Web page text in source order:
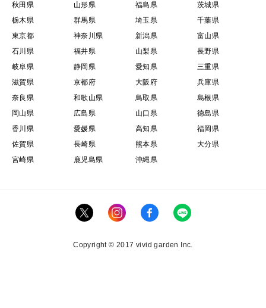
秋田県
山形県 福島県
茨城県
栃木県
群馬県 埼玉県
千葉県
東京都
神奈川県 新潟県
富山県
石川県
福井県 山梨県
長野県
岐阜県
静岡県 愛知県
三重県
滋賀県
京都府 大阪府
兵庫県
奈良県
和歌山県 鳥取県
島根県
岡山県
広島県 山口県
徳島県
香川県
愛媛県 高知県
福岡県
佐賀県
長崎県 熊本県
大分県
宮崎県
鹿児島県 沖縄県
Copyright © 2017 vivid garden Inc.